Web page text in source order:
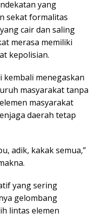
yang
sekat formalitas
cair dan saling
merasa memiliki
kepolisian.
kembali menegaskan
masyarakat tanpa
masyarakat
daerah tetap
adik, kakak semua,”
yang sering
gelombang
lintas elemen